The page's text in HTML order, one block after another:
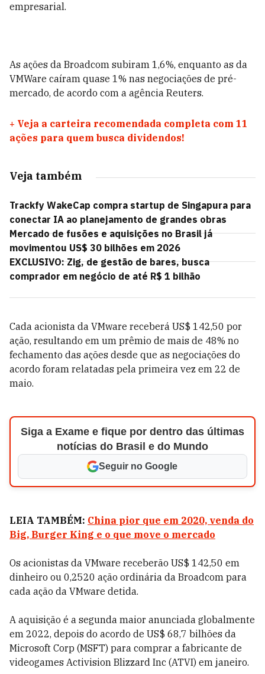
empresarial.
As ações da Broadcom subiram 1,6%, enquanto as da
VMWare caíram quase 1% nas negociações de pré-
mercado, de acordo com a agência Reuters.
+ Veja a carteira recomendada completa com 11
ações para quem busca dividendos!
Veja também
Trackfy WakeCap compra startup de Singapura para
conectar IA ao planejamento de grandes obras
Mercado de fusões e aquisições no Brasil já
movimentou US$ 30 bilhões em 2026
EXCLUSIVO: Zig, de gestão de bares, busca
comprador em negócio de até R$ 1 bilhão
Cada acionista da VMware receberá US$ 142,50 por
ação, resultando em um prêmio de mais de 48% no
fechamento das ações desde que as negociações do
acordo foram relatadas pela primeira vez em 22 de
maio.
Siga a Exame e fique por dentro das últimas
notícias do Brasil e do Mundo
Seguir no Google
LEIA TAMBÉM: China pior que em 2020, venda do
Big, Burger King e o que move o mercado
Os acionistas da VMware receberão US$ 142,50 em
dinheiro ou 0,2520 ação ordinária da Broadcom para
cada ação da VMware detida.
A aquisição é a segunda maior anunciada globalmente
em 2022, depois do acordo de US$ 68,7 bilhões da
Microsoft Corp (MSFT) para comprar a fabricante de
videogames Activision Blizzard Inc (ATVI) em janeiro.